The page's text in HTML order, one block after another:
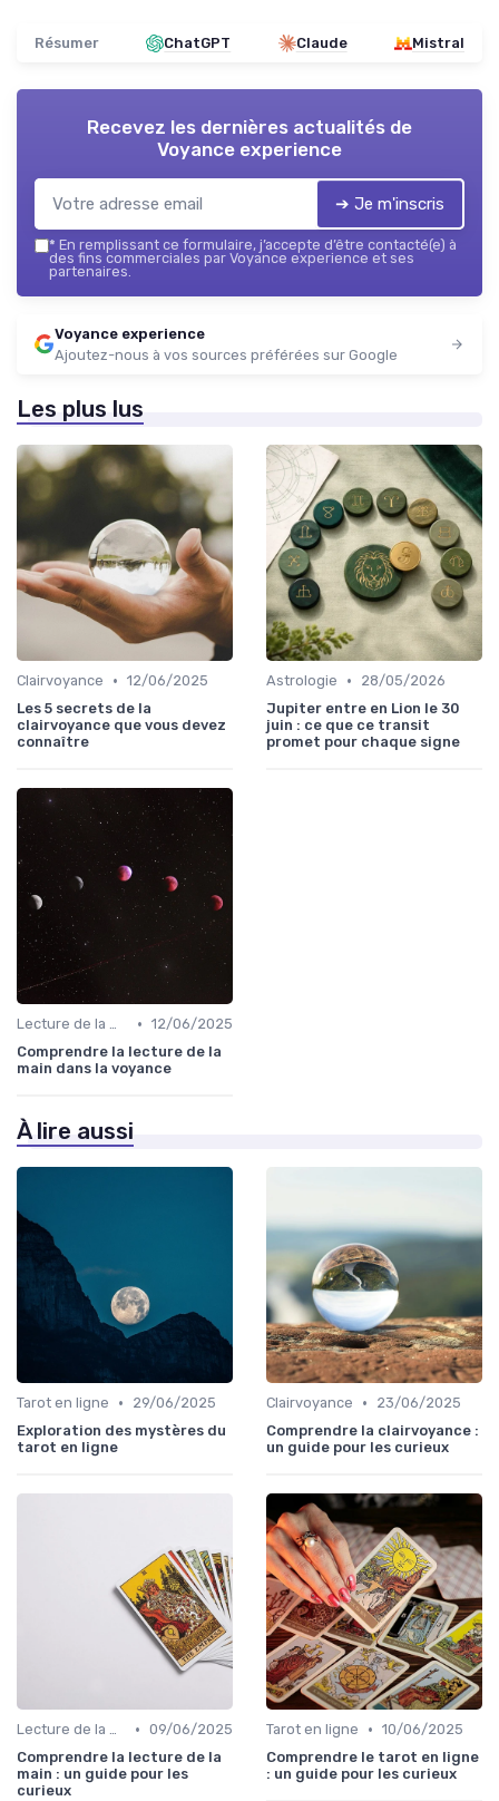
Résumer ChatGPT Claude Mistral
Recevez les dernières actualités de
Voyance experience
➔ Je m'inscris
* En remplissant ce formulaire, j’accepte d’être contacté(e) à
des fins commerciales par Voyance experience et ses
partenaires.
Voyance experience
Ajoutez-nous à vos sources préférées sur Google
Les plus lus
Clairvoyance • 12/06/2025
Les 5 secrets de la
clairvoyance que vous devez
connaître
Astrologie •
28/05/2026
Jupiter entre en Lion le 30
juin : ce que ce transit
promet pour chaque signe
Lecture de la main • 12/06/2025
Comprendre la lecture de la
main dans la voyance
À lire aussi
Tarot en ligne •
29/06/2025
Exploration des mystères du
tarot en ligne
Clairvoyance •
23/06/2025
Comprendre la clairvoyance :
un guide pour les curieux
Lecture de la main • 09/06/2025
Comprendre la lecture de la
main : un guide pour les
curieux
Tarot en ligne • 10/06/2025
Comprendre le tarot en ligne
: un guide pour les curieux